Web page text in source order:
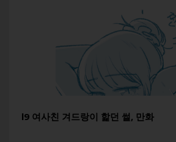
l9 여사친 겨드랑이 핥던 썰, 만화